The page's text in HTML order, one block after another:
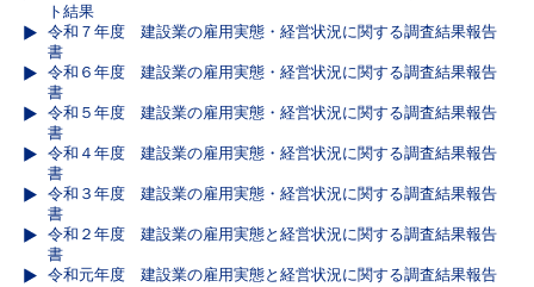
ト結果
令和７年度 建設業の雇用実態・経営状況に関する調査結果報告
書
令和６年度 建設業の雇用実態・経営状況に関する調査結果報告
書
令和５年度 建設業の雇用実態・経営状況に関する調査結果報告
書
令和４年度 建設業の雇用実態・経営状況に関する調査結果報告
書
令和３年度 建設業の雇用実態・経営状況に関する調査結果報告
書
令和２年度 建設業の雇用実態と経営状況に関する調査結果報告
書
令和元年度 建設業の雇用実態と経営状況に関する調査結果報告